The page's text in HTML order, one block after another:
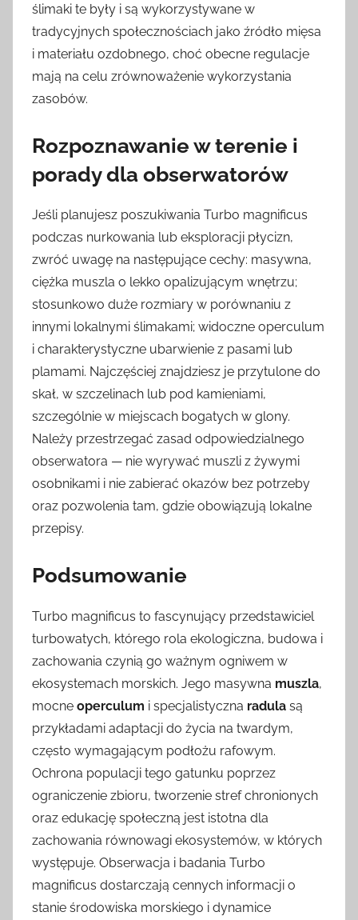
ślimaki te były i są wykorzystywane w
tradycyjnych społecznościach jako źródło mięsa
i materiału ozdobnego, choć obecne regulacje
mają na celu zrównoważenie wykorzystania
zasobów.
Rozpoznawanie w terenie i
porady dla obserwatorów
Jeśli planujesz poszukiwania Turbo magnificus
podczas nurkowania lub eksploracji płycizn,
zwróć uwagę na następujące cechy: masywna,
ciężka muszla o lekko opalizującym wnętrzu;
stosunkowo duże rozmiary w porównaniu z
innymi lokalnymi ślimakami; widoczne operculum
i charakterystyczne ubarwienie z pasami lub
plamami. Najczęściej znajdziesz je przytulone do
skał, w szczelinach lub pod kamieniami,
szczególnie w miejscach bogatych w glony.
Należy przestrzegać zasad odpowiedzialnego
obserwatora — nie wyrywać muszli z żywymi
osobnikami i nie zabierać okazów bez potrzeby
oraz pozwolenia tam, gdzie obowiązują lokalne
przepisy.
Podsumowanie
Turbo magnificus to fascynujący przedstawiciel
turbowatych, którego rola ekologiczna, budowa i
zachowania czynią go ważnym ogniwem w
ekosystemach morskich. Jego masywna muszla,
mocne operculum i specjalistyczna radula są
przykładami adaptacji do życia na twardym,
często wymagającym podłożu rafowym.
Ochrona populacji tego gatunku poprzez
ograniczenie zbioru, tworzenie stref chronionych
oraz edukację społeczną jest istotna dla
zachowania równowagi ekosystemów, w których
występuje. Obserwacja i badania Turbo
magnificus dostarczają cennych informacji o
stanie środowiska morskiego i dynamice